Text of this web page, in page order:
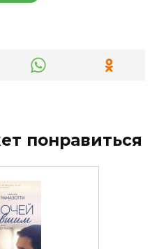
понравиться